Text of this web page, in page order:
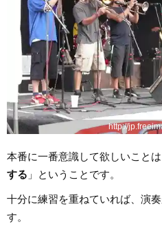
http://
本番に一番意識して欲しいこと
する 」ということです。
十分に練習を重ねていれば、演
す。